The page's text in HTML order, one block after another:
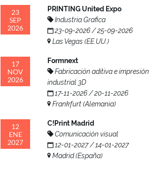
23
SEP
2026
PRINTING United Expo
Industria Grafica
23-09-2026 / 25-09-2026
Las Vegas (EE.UU.)
17
NOV
2026
Formnext
Fabricación aditiva e impresión
industrial 3D
17-11-2026 / 20-11-2026
Frankfurt (Alemania)
12
ENE
2027
C!Print Madrid
Comunicación visual
12-01-2027 / 14-01-2027
Madrid (España)